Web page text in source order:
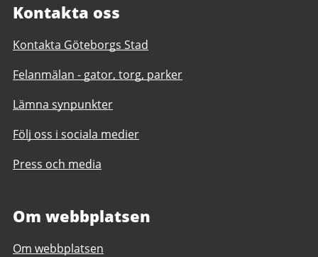
Kontakta oss
Kontakta Göteborgs Stad
Felanmälan - gator, torg, parker
Lämna synpunkter
Följ oss i sociala medier
Press och media
Om webbplatsen
Om webbplatsen